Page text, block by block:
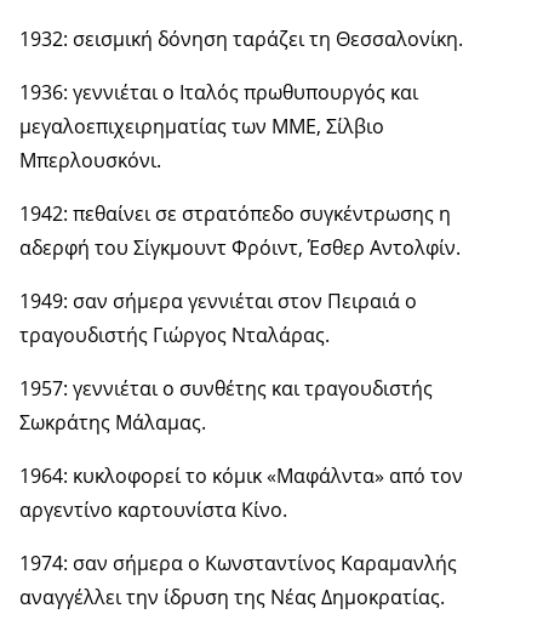
1932: σεισμική δόνηση ταράζει τη Θεσσαλονίκη.
1936: γεννιέται ο Ιταλός πρωθυπουργός και
μεγαλοεπιχειρηματίας των ΜΜΕ, Σίλβιο
Μπερλουσκόνι.
1942: πεθαίνει σε στρατόπεδο συγκέντρωσης η
αδερφή του Σίγκμουντ Φρόιντ, Έσθερ Αντολφίν.
1949: σαν σήμερα γεννιέται στον Πειραιά ο
τραγουδιστής Γιώργος Νταλάρας.
1957: γεννιέται ο συνθέτης και τραγουδιστής
Σωκράτης Μάλαμας.
1964: κυκλοφορεί το κόμικ «Μαφάλντα» από τον
αργεντίνο καρτουνίστα Κίνο.
1974: σαν σήμερα ο Κωνσταντίνος Καραμανλής
αναγγέλλει την ίδρυση της Νέας Δημοκρατίας.